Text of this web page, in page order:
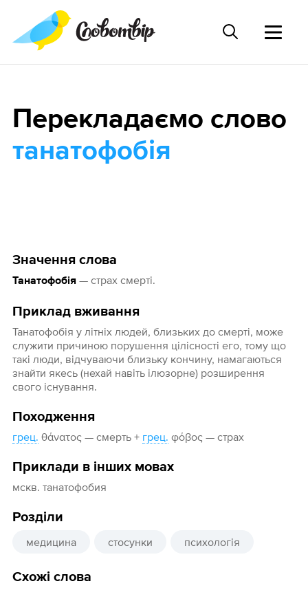
Значення слова
Танатофобія— страх смерті.
Приклад вживання
Танатофобія у літніх людей, близьких до смерті, може
служити причиною порушення цілісності его, тому що
такі люди, відчуваючи близьку кончину, намагаються
знайти якесь (нехай навіть ілюзорне) розширення
свого існування.
Походження
грец. θάνατος — смерть + грец. φόβος — страх
Приклади в інших мовах
мскв. танатофобия
Розділи
медицина стосунки психологія
Схожі слова
Перекладаємо слово
танатофобія